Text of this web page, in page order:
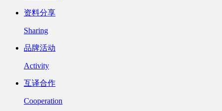
资料分享
Sharing
品牌活动
Activity
互译合作
Cooperation